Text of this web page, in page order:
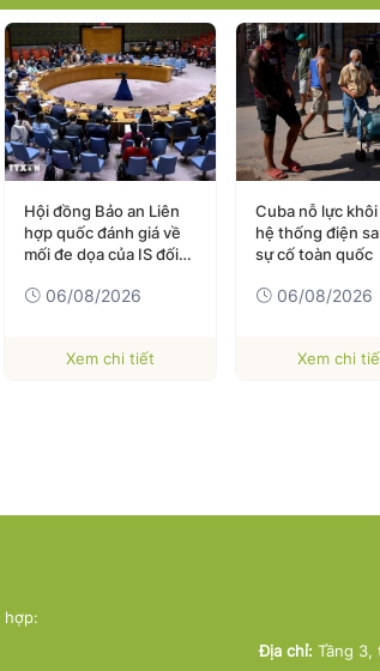
Hội đồng Bảo an Liên
hợp quốc đánh giá về
mối đe dọa của IS đối
quốc tế
06/08/2026
Xem chi tiết
Cuba nỗ lực
hệ thống điện
sự cố toàn quốc
06/08/2026
Xem chi
hợp:
Địa chỉ: Tầng 3,